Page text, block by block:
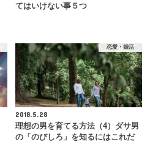
てはいけない事５つ
恋愛・婚活
2018.5.28
理想の男を育てる方法（4）ダサ男
の「のびしろ」を知るにはこれだ